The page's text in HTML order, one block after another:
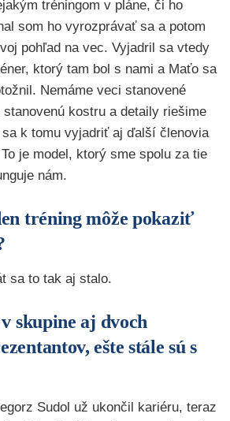
tréningom v pláne, či ho
som ho vyrozprávať sa a potom
pohľad na vec. Vyjadril sa vtedy
ktorý tam bol s nami a Maťo sa
Nemáme veci stanovené
kostru a detaily riešime
k tomu vyjadriť aj ďalší členovia
je model, ktorý sme spolu za tie
nám.
tréning môže pokaziť
sa to tak aj stalo.
skupine aj dvoch
ešte stále sú s
Sudol už ukončil kariéru, teraz